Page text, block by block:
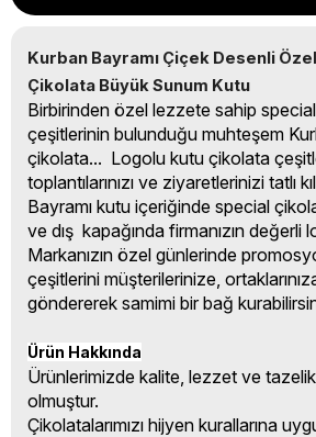
Kurban Bayramı Çiçek Desenli Özel
Çikolata Büyük Sunum Kutu
Birbirinden özel lezzete sahip
çeşitlerinin bulunduğu muhteşem
çikolata... Logolu kutu çikolata
toplantılarınızı ve ziyaretlerinizi tatlı
Bayramı kutu içeriğinde special
ve dış kapağında firmanızın değerli
Markanızın özel günlerinde
çeşitlerini müşterilerinize,
göndererek samimi bir bağ
Ürün Hakkında
Ürünlerimizde kalite, lezzet ve
olmuştur.
Çikolatalarımızı hijyen kurallarına